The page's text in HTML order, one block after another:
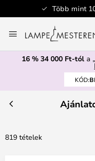
dizájnermárka
a
tartalomhoz
16 % 34 000 Ft-tóla
KÓD:
819 tételek